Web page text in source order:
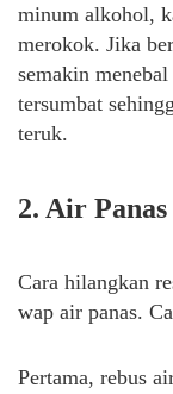
minum alkohol,
merokok. Jika
semakin
tersumbat
teruk.
2. Air Panas
Cara hilangkan
wap air panas.
Pertama, rebus